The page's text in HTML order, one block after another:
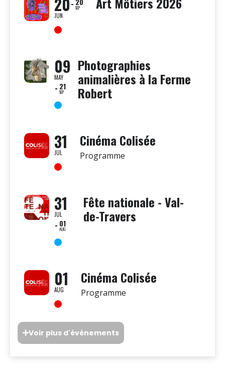
JUN
SEP
09
MAY
21
SEP
Photographies
animalières à la Ferme
Robert
31
JUL
Cinéma Colisée
Programme
31
JUL
01
AUG
Fête nationale - Val-
de-Travers
01
AUG
Cinéma Colisée
Programme
Voir plus d'événements